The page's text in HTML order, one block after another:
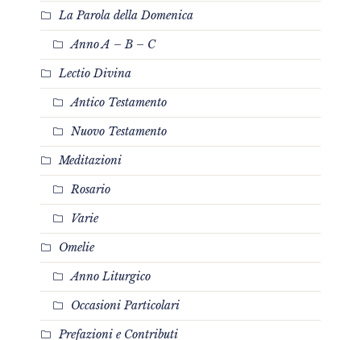
La Parola della Domenica
Anno A – B – C
Lectio Divina
Antico Testamento
Nuovo Testamento
Meditazioni
Rosario
Varie
Omelie
Anno Liturgico
Occasioni Particolari
Prefazioni e Contributi